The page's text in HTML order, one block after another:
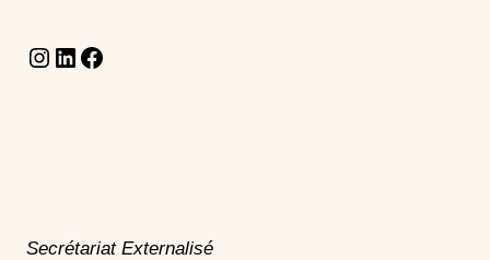
Instagram
LinkedIn
Facebook
Secrétariat Externalisé